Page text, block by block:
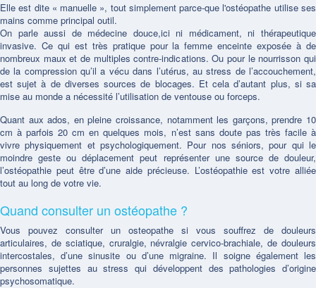
Elle est dite « manuelle », tout simplement parce-que l'ostéopathe utilise ses
mains comme principal outil.
On parle aussi de médecine douce,ici ni médicament, ni thérapeutique
invasive. Ce qui est très pratique pour la femme enceinte exposée à de
nombreux maux et de multiples contre-indications. Ou pour le nourrisson qui
de la compression qu’il a vécu dans l’utérus, au stress de l’accouchement,
est sujet à de diverses sources de blocages. Et cela d’autant plus, si sa
mise au monde a nécessité l’utilisation de ventouse ou forceps.
Quant aux ados, en pleine croissance, notamment les garçons, prendre 10
cm à parfois 20 cm en quelques mois, n’est sans doute pas très facile à
vivre physiquement et psychologiquement. Pour nos séniors, pour qui le
moindre geste ou déplacement peut représenter une source de douleur,
l’ostéopathie peut être d’une aide précieuse. L’ostéopathie est votre alliée
tout au long de votre vie.
Quand consulter un ostéopathe ?
Vous pouvez consulter un osteopathe si vous souffrez de douleurs
articulaires, de sciatique, cruralgie, névralgie cervico-brachiale, de douleurs
intercostales, d’une sinusite ou d’une migraine. Il soigne également les
personnes sujettes au stress qui développent des pathologies d’origine
psychosomatique.